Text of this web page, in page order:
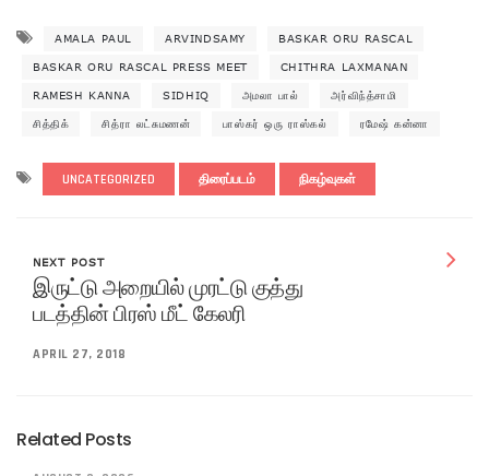
AMALA PAUL ARVINDSAMY BASKAR ORU RASCAL
BASKAR ORU RASCAL PRESS MEET CHITHRA LAXMANAN
RAMESH KANNA SIDHIQ அமலா பால் அர்விந்த்சாமி
சித்திக் சித்ரா லட்சுமணன் பாஸ்கர் ஒரு ராஸ்கல் ரமேஷ் கன்னா
UNCATEGORIZED திரைப்படம் நிகழ்வுகள்
NEXT POST
இருட்டு அறையில் முரட்டு குத்து
படத்தின் பிரஸ் மீட் கேலரி
APRIL 27, 2018
Related Posts